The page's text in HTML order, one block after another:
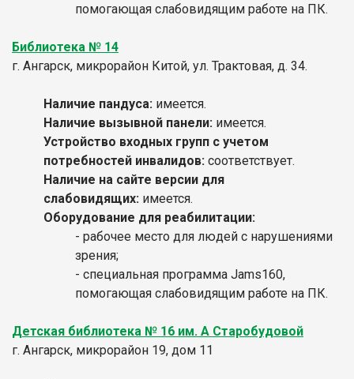
помогающая слабовидящим работе на ПК.
Библиотека № 14
г. Ангарск, микрорайон Китой, ул. Трактовая, д. 34.
Наличие пандуса: имеется.
Наличие вызывной панели: имеется.
Устройство входных групп с учетом
потребностей инвалидов: соответствует.
Наличие на сайте версии для
слабовидящих: имеется.
Оборудование для реабилитации:
- рабочее место для людей с нарушениями
зрения;
- специальная программа Jams160,
помогающая слабовидящим работе на ПК.
Детская библиотека № 16 им. А Старобудовой
г. Ангарск, микрорайон 19, дом 11